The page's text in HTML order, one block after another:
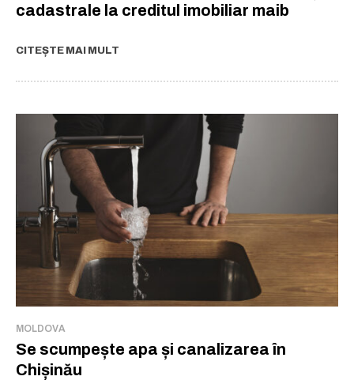
cadastrale la creditul imobiliar maib
CITEȘTE MAI MULT
MOLDOVA
Se scumpește apa și canalizarea în
Chișinău